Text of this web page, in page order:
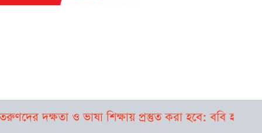
ও ভাষা শিক্ষায় প্রস্তুত করা হবে: ববি হাজ্জাজবগুড়া-